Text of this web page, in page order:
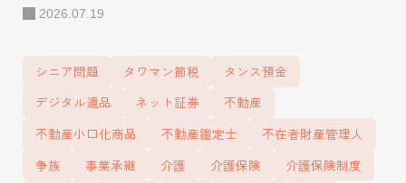
産運用ミライ相談
所」
2026.07.19
シニア問題 タワマン節税
タンス預金
デジタル遺品
ネット証券
不動産
不動産小口化商品
不動産鑑定士
不在者財産管理人
争族
事業承継 介護 介護保険
介護保険制度